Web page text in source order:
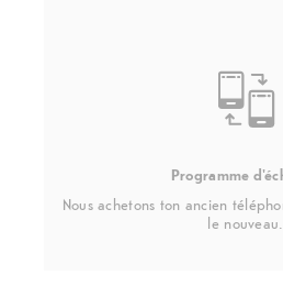
Programme
Nous achetons ton ancien
le nouveau.